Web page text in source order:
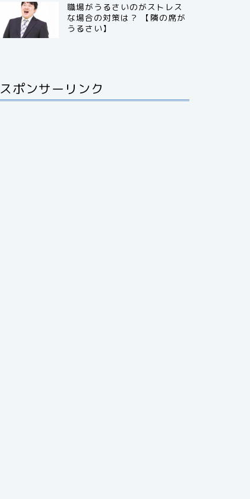
職場がうるさいのがストレス
な場合の対策は？ 【隣の席が
うるさい】
スポンサーリンク